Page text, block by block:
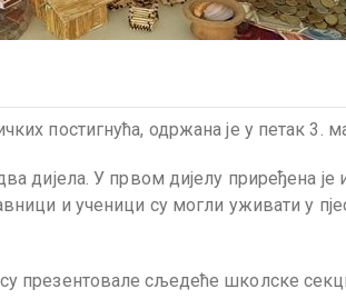
постигнућа, одржана је у петак 3.
дијела. У првом дијелу приређена
и ученици су могли уживати у
презентовале сљедеће школске